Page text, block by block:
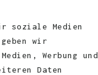
soziale Medien
wir
Werbung und
Daten
: 330 g/m²